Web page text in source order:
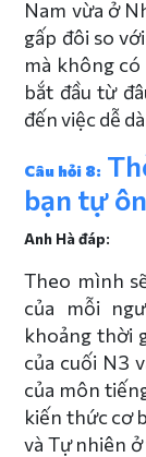
Nam vừa ở
gấp đôi so
mà không
bắt đầu từ
đến việc dễ
Câu hỏi 8:
bạn tự
Anh Hà đáp:
Theo mình
của mỗi
khoảng thời
của cuối N3
của môn
kiến thức cơ
và Tự nhiên